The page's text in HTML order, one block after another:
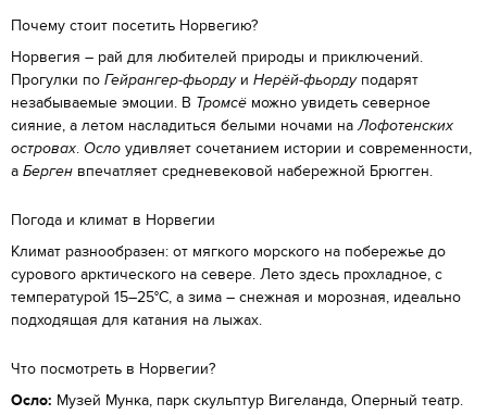
Почему стоит посетить Норвегию?
Норвегия – рай для любителей природы и приключений.
Прогулки по Гейрангер-фьордуи Нерёй-фьордуподарят
незабываемые эмоции. В Тромсё можно увидеть северное
сияние, а летом насладиться белыми ночами наЛофотенских
островах. Осло удивляет сочетанием истории и современности,
а Берген впечатляет средневековой набережной Брюгген.
Погода и климат в Норвегии
Климат разнообразен: от мягкого морского на побережье до
сурового арктического на севере. Лето здесь прохладное, с
температурой 15–25°C, а зима – снежная и морозная, идеально
подходящая для катания на лыжах.
Что посмотреть в Норвегии?
Осло: Музей Мунка, парк скульптур Вигеланда, Оперный театр.